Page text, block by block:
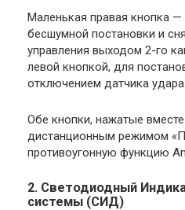
Маленькая правая кнопка —
бесшумной постановки и
управления выходом 2-го
левой кнопкой, для
отключением датчика удара.
Обе кнопки, нажатые
дистанционным режимом
противоугонную функцию
2. Светодиодный
системы (СИД)